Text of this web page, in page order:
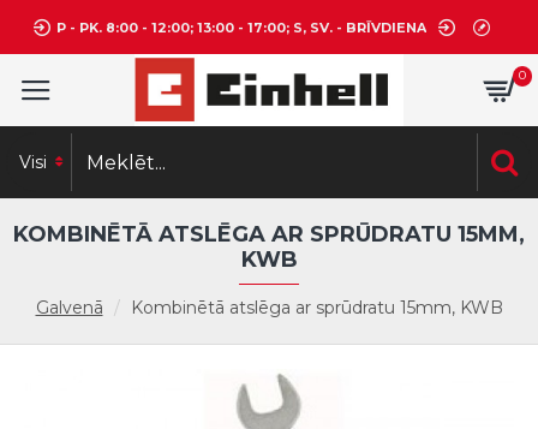
P - PK. 8:00 - 12:00; 13:00 - 17:00; S, SV. - BRĪVDIENA
0
Visi
Galvenā Kombinētā atslēga ar sprūdratu 15mm, KWB
KOMBINĒTĀ ATSLĒGA AR SPRŪDRATU 15MM,
KWB